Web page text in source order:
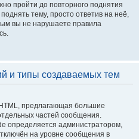
пройти до повторного поднятия
тему, просто ответив на неё,
вы не нарушаете правила
и типы создаваемых тем
предлагающая большие
частей сообщения.
определяется администратором,
на уровне сообщения в